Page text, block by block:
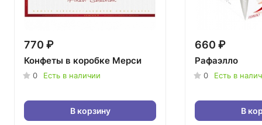
770 ₽
Конфеты в коробке Мерси
0 Есть в наличии
В корзину
660 ₽
Рафаэлло
0 Есть в
В